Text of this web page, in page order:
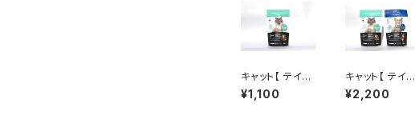
キャット【 テイス
ティング(100g)
】フィッシュ - FI
¥1,100
キャット【 テイス
ティング(100g)
✖︎ 2 】特別体験
¥2,200